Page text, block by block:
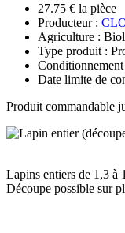
27.75 € la pièce
Producteur :
Agriculture :
Type produit :
Date limite de
Produit commandable
Lapins entiers de 1,3 à
Découpe possible sur